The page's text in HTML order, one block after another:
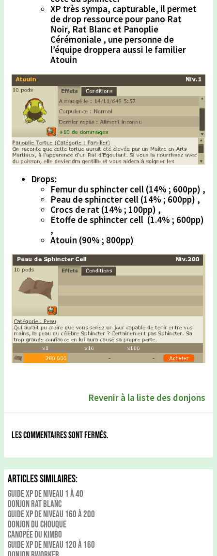
XP très sympa, capturable, il permet
de drop ressource pour pano Rat
Noir, Rat Blanc et Panoplie
Cérémoniale , une personne de
l’équipe droppera aussi le familier
Atouin
Drops:
Femur du sphincter cell (14% ; 600pp) ,
Peau de sphincter cell (14% ; 600pp) ,
Crocs de rat (14% ; 100pp) ,
Etoffe de sphincter cell (1.4% ; 600pp)
,
Atouin (90% ; 800pp)
Revenir à la liste des donjons
Les commentaires sont fermés.
Articles Similaires:
Guide xp de niveau 1 à 40
Donjon Rat Blanc
Guide xp de niveau 160 à 200
Donjon du Chouque
Canopée du kimbo
Guide xp de niveau 120 à 160